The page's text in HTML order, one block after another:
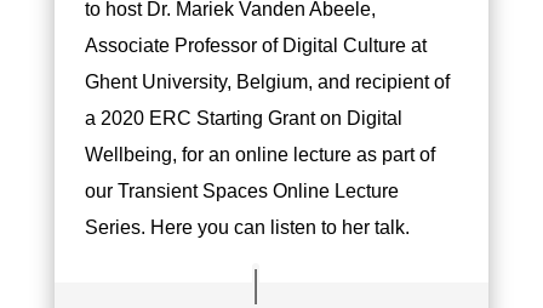
to host Dr. Mariek Vanden Abeele,
Associate Professor of Digital Culture at
Ghent University, Belgium, and recipient of
a 2020 ERC Starting Grant on Digital
Wellbeing, for an online lecture as part of
our Transient Spaces Online Lecture
Series. Here you can listen to her talk.